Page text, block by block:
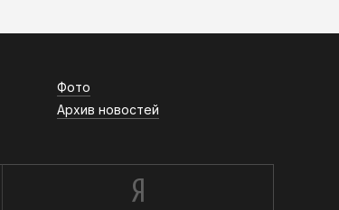
Фото
Архив новостей